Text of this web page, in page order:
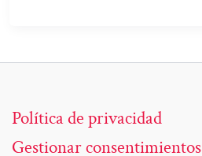
Política de privacidad
Gestionar consentimientos